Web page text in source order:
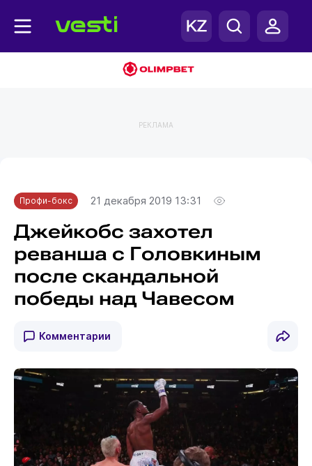
РЕКЛАМА
Профи-бокс 21 декабря 2019 13:31
Джейкобс захотел
реванша с Головкиным
после скандальной
победы над Чавесом
Комментарии